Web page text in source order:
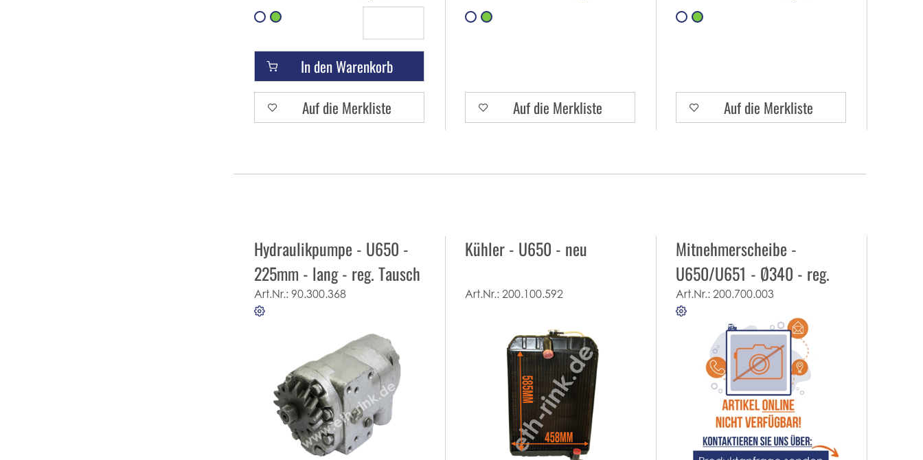
In den Warenkorb
Auf die Merkliste
Auf die Merkliste Auf die Merkliste
Hydraulikpumpe - U650 -
225mm - lang - reg. Tausch
Art.Nr.: 90.300.368
Kühler - U650 - neu
Art.Nr.: 200.100.592
Mitnehmerscheibe -
U650/U651 - Ø340 - reg.
Tausch
Art.Nr.: 200.700.003